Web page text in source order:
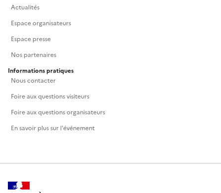
Actualités
Espace organisateurs
Espace presse
Nos partenaires
Informations pratiques
Nous contacter
Foire aux questions visiteurs
Foire aux questions organisateurs
En savoir plus sur l'événement